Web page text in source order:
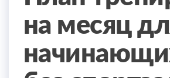
на месяц